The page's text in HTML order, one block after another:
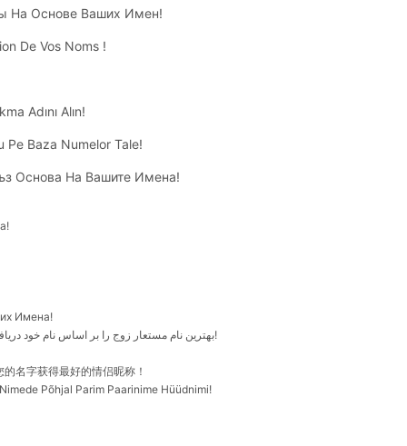
На Основе Ваших Имен!
De Vos Noms !
Adını Alın!
Pe Baza Numelor Tale!
Основа На Вашите Имена!
Имена!
بهترین نام مستعار زوج را بر اساس نام خود دریافت کنید!
的名字获得最好的情侣昵称！
Põhjal Parim Paarinime Hüüdnimi!